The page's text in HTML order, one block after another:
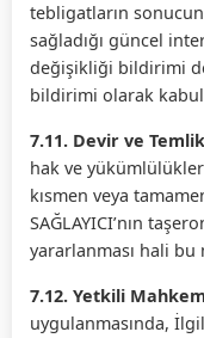
tebligatların
sağladığı güncel
değişikliği bildirimi
bildirimi olarak
7.11. Devir ve Temlik
hak ve
kısmen veya
SAĞLAYICI’nın
yararlanması hali bu
7.12. Yetkili
uygulanmasında,